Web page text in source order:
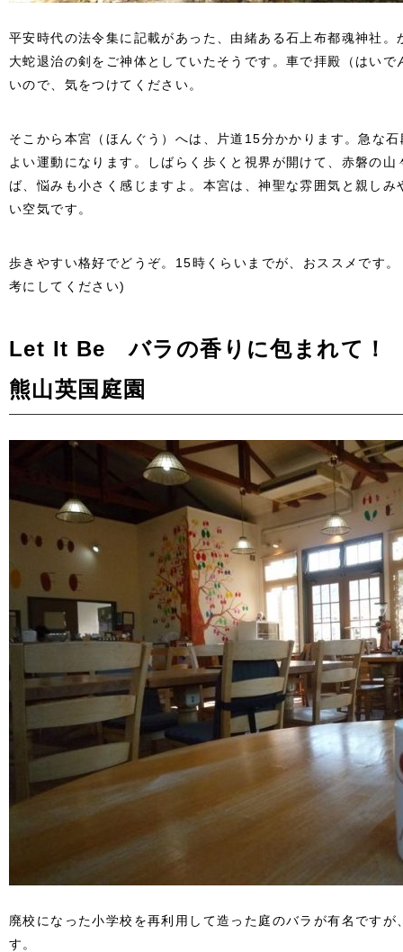
平安時代の法令集に記載があった、由緒ある石上布都魂神社
大蛇退治の剣をご神体としていたそうです。車で拝殿（はい
いので、気をつけてください。
そこから本宮（ほんぐう）へは、片道15分かかります。急な
よい運動になります。しばらく歩くと視界が開けて、赤磐の
ば、悩みも小さく感じますよ。本宮は、神聖な雰囲気と親し
い空気です。
歩きやすい格好でどうぞ。15時くらいまでが、おススメです
考にしてください)
Let It Be バラの香りに包まれて！
熊山英国庭園
廃校になった小学校を再利用して造った庭のバラが有名です
す。